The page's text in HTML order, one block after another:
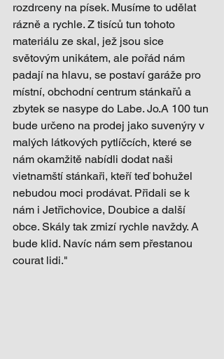
rozdrceny na písek. Musíme to udělat
rázně a rychle. Z tisíců tun tohoto
materiálu ze skal, jež jsou sice
světovým unikátem, ale pořád nám
padají na hlavu, se postaví garáže pro
místní, obchodní centrum stánkařů a
zbytek se nasype do Labe. Jo.A 100 tun
bude určeno na prodej jako suvenýry v
malých látkových pytlíčcích, které se
nám okamžitě nabídli dodat naši
vietnamští stánkaři, kteří teď bohužel
nebudou moci prodávat. Přidali se k
nám i Jetřichovice, Doubice a další
obce. Skály tak zmizí rychle navždy. A
bude klid. Navíc nám sem přestanou
courat lidi."